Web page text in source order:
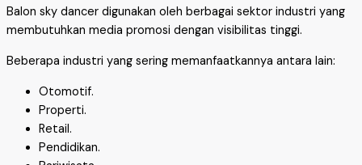
Balon sky dancer digunakan oleh berbagai sektor industri yang
membutuhkan media promosi dengan visibilitas tinggi.
Beberapa industri yang sering memanfaatkannya antara lain:
Otomotif.
Properti.
Retail.
Pendidikan.